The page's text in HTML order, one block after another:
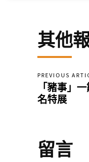
其他
PREVIOUS
「豬事」
名特展
留言